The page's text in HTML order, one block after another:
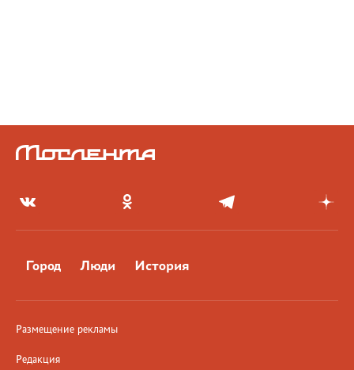
Город Люди История
Размещение рекламы
Редакция